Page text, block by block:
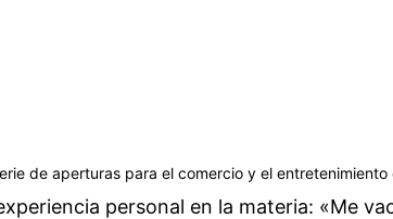
de aperturas para el comercio y el entretenimiento
personal en la materia: «Me